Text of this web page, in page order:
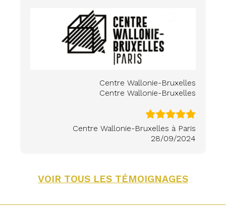
Centre Wallonie-Bruxelles
Centre Wallonie-Bruxelles
Centre Wallonie-Bruxelles à Paris
28/09/2024
VOIR TOUS LES TÉMOIGNAGES